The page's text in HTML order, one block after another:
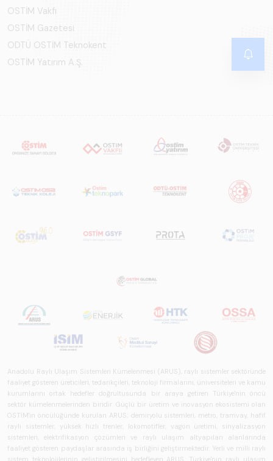
OSTİM Vakfı
OSTİM Gazetesi
ODTÜ OSTİM Teknokent
OSTİM Yatırım A.Ş.
Anadolu Raylı Ulaşım Sistemleri Kümelenmesi (ARUS), raylı sistemler sektöründe
faaliyet gösteren üreticileri, tedarikçileri, teknoloji firmalarını, üniversiteleri ve kamu
kurumlarını ortak hedefler doğrultusunda bir araya getiren Türkiye'nin öncü
sektör kümelenmelerinden biridir. Güçlü bir üretim ve inovasyon ekosistemi olan
OSTİM'in öncülüğünde kurulan ARUS; demiryolu sistemleri, metro, tramvay, hafif
raylı sistemler, yüksek hızlı trenler, lokomotifler, vagon üretimi, sinyalizasyon
sistemleri, elektrifikasyon çözümleri ve raylı ulaşım altyapıları alanlarında
faaliyet gösteren paydaşlar arasında iş birliğini geliştirmektedir. Yerli ve milli raylı
sistem teknolojilerinin geliştirilmesini hedefleyen ARUS, Türkiye'nin raylı ulaşım